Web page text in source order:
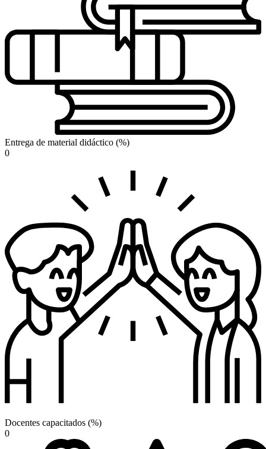
Entrega de material didáctico (%)
0
Docentes capacitados (%)
0